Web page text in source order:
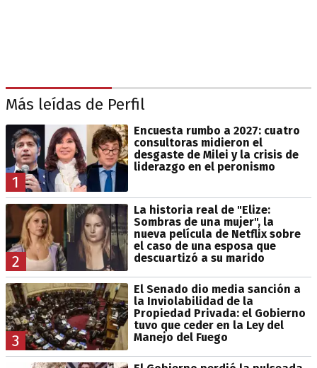
Más leídas de Perfil
1
Encuesta rumbo a 2027: cuatro
consultoras midieron el
desgaste de Milei y la crisis de
liderazgo en el peronismo
2
La historia real de "Elize:
Sombras de una mujer", la
nueva película de Netflix sobre
el caso de una esposa que
descuartizó a su marido
3
El Senado dio media sanción a
la Inviolabilidad de la
Propiedad Privada: el Gobierno
tuvo que ceder en la Ley del
Manejo del Fuego